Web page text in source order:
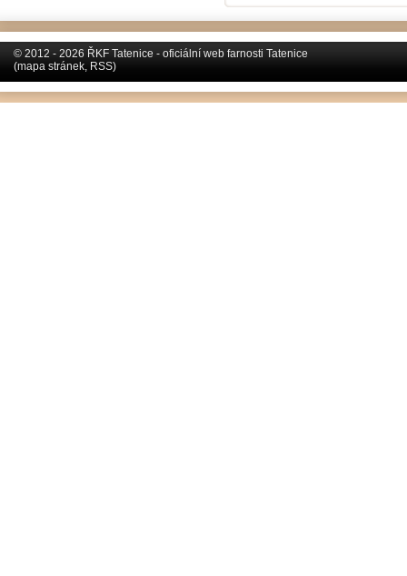
© 2012 - 2026 ŘKF Tatenice - oficiální web farnosti Tatenice
(mapa stránek, RSS)